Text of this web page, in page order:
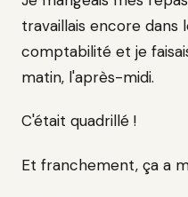
travaillais encore dans
comptabilité et je
matin, l'après-midi.
C'était quadrillé !
Et franchement, ça a